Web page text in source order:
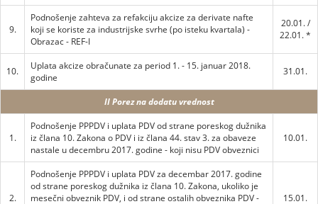
9.
Podnošenje zahteva za refakciju akcize za derivate nafte
koji se koriste za industrijske svrhe (po isteku kvartala) -
Obrazac - REF-I
20.01. /
22.01. *
10.
Uplata akcize obračunate za period 1. - 15. januar 2018.
godine
31.01.
II Porez na dodatu vrednost
1.
Podnošenje PPPDV i uplata PDV od strane poreskog dužnika
iz člana 10. Zakona o PDV i iz člana 44. stav 3. za obaveze
nastale u decembru 2017. godine - koji nisu PDV obveznici
10.01.
2.
Podnošenje PPPDV i uplata PDV za decembar 2017. godine
od strane poreskog dužnika iz člana 10. Zakona, ukoliko je
mesečni obveznik PDV, i od strane ostalih obveznika PDV -
15.01.